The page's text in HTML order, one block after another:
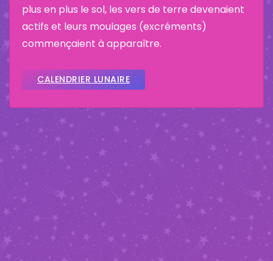
plus en plus le sol, les vers de terre devenaient
actifs et leurs moulages (excréments)
commençaient à apparaître.
CALENDRIER LUNAIRE